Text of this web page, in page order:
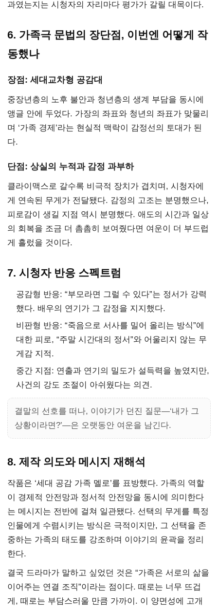
과였는지는 시청자의 자리마다 평가가 갈릴 대목이다.
6. 가족극 문법의 장단점, 이번엔 어떻게 작
동했나
장점: 세대교차형 공감대
중장년층의 노후 불안과 청년층의 생계 부담을 동시에
앵글 안에 두었다. 가장의 좌표와 청년의 좌표가 맞물리
며 ‘가족 경제’라는 현실적 맥락이 감정선의 토대가 된
다.
단점: 상실의 누적과 감정 과부하
클라이맥스로 갈수록 비극적 장치가 겹치며, 시청자에
게 연속된 무게가 전달됐다. 감정의 고조는 분명했으나,
피로감이 생길 지점 역시 분명했다. 애도의 시간과 일상
의 회복을 조금 더 촘촘히 보여줬다면 여운이 더 부드럽
게 흘렀을 것이다.
7. 시청자 반응 스펙트럼
공감형 반응: “부모라면 그럴 수 있다”는 정서가 강력
했다. 배우의 연기가 그 감정을 지지했다.
비판형 반응: “죽음으로 서사를 밀어 올리는 방식”에
대한 피로, “주말 시간대의 정서”와 어울리지 않는 무
게감 지적.
중간 지점: 연출과 연기의 밀도가 설득력을 높였지만,
사건의 강도 조절이 아쉬웠다는 의견.
결말의 선호를 떠나, 이야기가 던진 질문—‘내가 그
상황이라면?’—은 오랫동안 여운을 남긴다.
8. 제작 의도와 메시지 재해석
작품은 ‘세대 공감 가족 멜로’를 표방했다. 가족의 역할
이 경제적 안전망과 정서적 안전망을 동시에 의미한다
는 메시지는 전반에 걸쳐 일관됐다. 선택의 무게를 특정
인물에게 수렴시키는 방식은 극적이지만, 그 선택을 존
중하는 가족의 태도를 강조하며 이야기의 윤곽을 정리
한다.
결국 드라마가 말하고 싶었던 것은 “가족은 서로의 삶을
이어주는 연결 조직”이라는 점이다. 때로는 너무 뜨겁
게, 때로는 부담스러울 만큼 가까이. 이 양면성에 고개